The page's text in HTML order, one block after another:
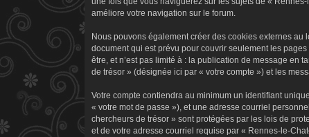
améliore votre navigation sur le forum.
Nous pouvons également créer des cookies externes
document qui est prévu pour couvrir seulement les
être, et n’est pas limité à : la publication de message en
de trésor » (désignée ici par « votre compte ») et les
Votre compte contiendra au minimum un identifiant
« votre mot de passe »), et une adresse courriel
chercheurs de trésor » sont protégées par les lois de
et de votre adresse courriel requise par « Rennes-le-